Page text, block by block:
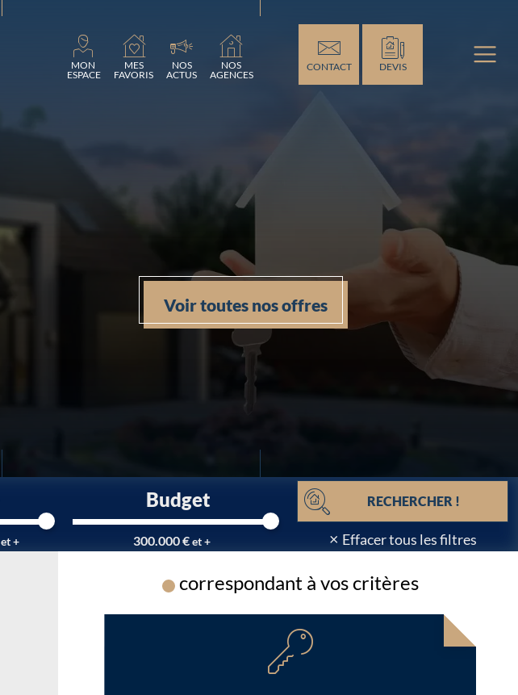
MON
ESPACE
Chargement...
MES
FAVORIS
NOS
ACTUS
NOS
AGENCES
CONTACT DEVIS
Voir toutes nos offres
et +
Budget
300.000 €et +
RECHERCHER !
× Effacer tous les filtres
Chargement...
correspondant à vos critères